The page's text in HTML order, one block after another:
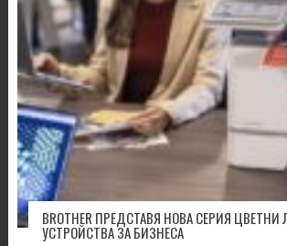
BROTHER ПРЕДСТАВЯ НОВА СЕРИЯ ЦВЕТНИ
УСТРОЙСТВА ЗА БИЗНЕСА